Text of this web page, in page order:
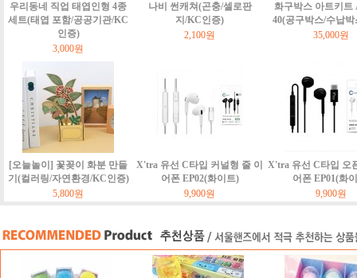
우리동네 직업 태엽인형 4종
세트(태엽 포함/공공기관/KC
인증)
3,000원
나비 썬캐쳐(곤충/셀로판
지/KC인증)
2,100원
화구박스 아트키
40(공구박스/수납
35,000원
[오늘놀이] 꽃꽂이 화분 만들
기(컬러링/자연환경/KC인증)
5,800원
X'tra 유선 C타입 커널형 줄 이
어폰 EP02(화이트)
9,900원
X'tra 유선 C타입 오
어폰 EP01(화
9,900원